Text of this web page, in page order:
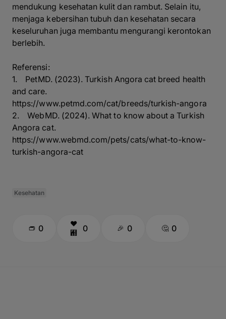
mendukung kesehatan kulit dan rambut. Selain itu,
menjaga kebersihan tubuh dan kesehatan secara
keseluruhan juga membantu mengurangi kerontokan
berlebih.
Referensi:
1. PetMD. (2023). Turkish Angora cat breed health
and care.
https://www.petmd.com/cat/breeds/turkish-angora
2. WebMD. (2024). What to know about a Turkish
Angora cat.
https://www.webmd.com/pets/cats/what-to-know-
turkish-angora-cat
Kesehatan
0 0 0 0